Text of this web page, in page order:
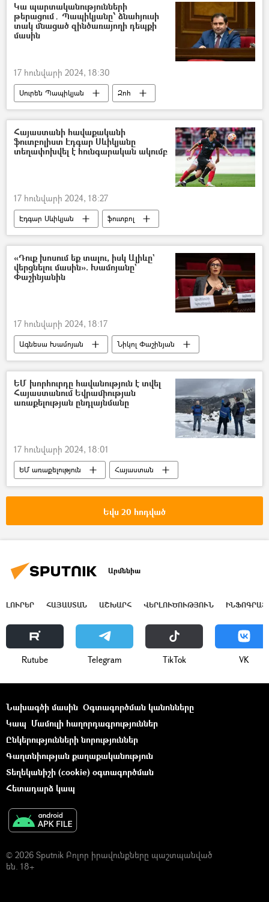
Կա պարտականությունների
թերացում․ Պապիկյանը՝ ձնահյուսի
տակ մնացած զինծառայողի դեպքի
մասին
17 հունվարի 2024, 18:30
Սուրեն Պապիկյան
Զոհ
Դժբախտ պատահար
Հայաստանի հավաքականի
ֆուտբոլիստ Էդգար Սևիկյանը
տեղափոխվել է հունգարական ակումբ
17 հունվարի 2024, 18:27
Էդգար Սևիկյան ֆուտբոլ
«Դուք խոսում եք տալու, իսկ Ալիևը`
վերցնելու մասին». Խամոյանը`
Փաշինյանին
17 հունվարի 2024, 18:17
Ագնեսա Խամոյան
Նիկոլ Փաշինյան
Հայաստան
հայ-ադրբեջանական
Ադրբեջան
Իլհամ Ալիև
ԵՄ խորհուրդը հավանություն է տվել
Հայաստանում Եվրամիության
առաքելության ընդլայնմանը
17 հունվարի 2024, 18:01
ԵՄ առաքելություն Հայաստան
Եվս 20 հոդված
Արմենիա
ԼՈՒՐԵՐ ՀԱՅԱՍՏԱՆ ԱՇԽԱՐՀ ՎԵՐԼՈՒԾՈՒԹՅՈՒՆ
Rutube Telegram ТikТоk VK
Նախագծի մասին Օգտագործման կանոնները
Կապ Մամուլի հաղորդագրություններ
Ընկերությունների նորություններ
Գաղտնիության քաղաքականություն
Տեղեկանիշի (cookie) օգտագործման
Հետադարձ կապ
© 2026 Sputnik Բոլոր իրավունքները պաշտպանված
են. 18+